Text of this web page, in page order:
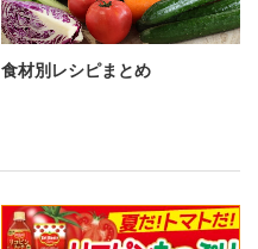
食材別レシピまとめ